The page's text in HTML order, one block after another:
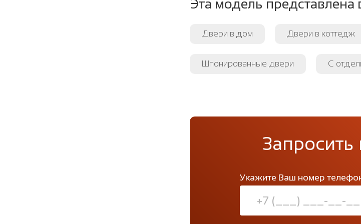
Эта модель представлена
Двери в дом Двери в коттедж
Шпонированные двери С
Укажите Ваш номер